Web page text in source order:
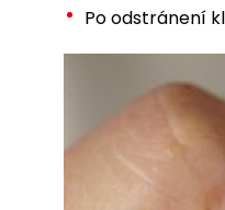
Po odstránení